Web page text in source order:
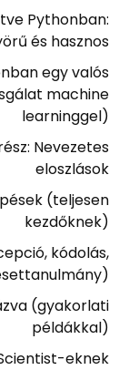
Pythonban:
és hasznos
egy valós
machine
learninggel)
Nevezetes
eloszlások
(teljesen
kezdőknek)
kódolás,
(gyakorlati
példákkal)
eknek